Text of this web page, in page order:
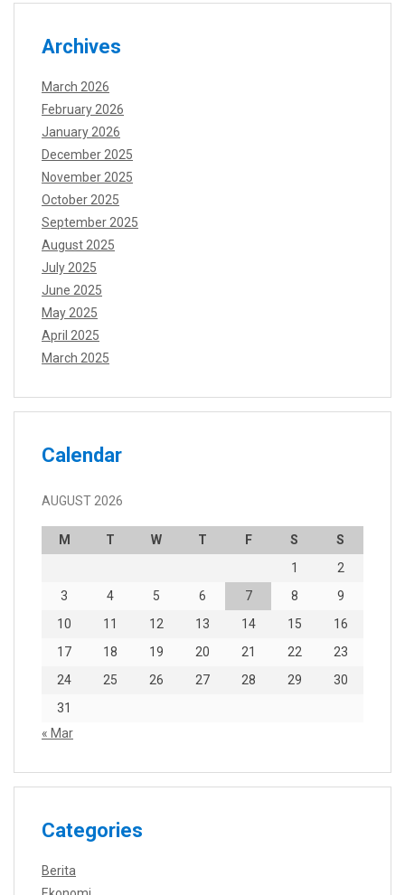
Archives
March 2026
February 2026
January 2026
December 2025
November 2025
October 2025
September 2025
August 2025
July 2025
June 2025
May 2025
April 2025
March 2025
Calendar
AUGUST 2026
M T W T F S
S
1
2
3
4 5 6 7 8
9
10
11 12 13 14 15
16
17
18 19 20 21 22
23
24
25 26 27 28 29
30
31
« Mar
Categories
Berita